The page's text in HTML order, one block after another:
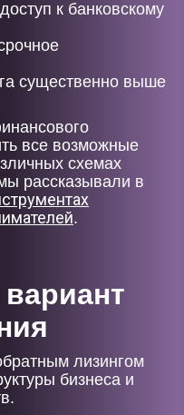
к банковскому
существенно выше
все возможные
схемах
рассказывали в
.
лизингом
бизнеса и